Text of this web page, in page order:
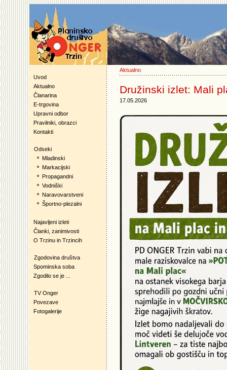
Uvod
Aktualno
Članarina
E-trgovina
Upravni odbor
Pravilniki, obrazci
Kontakti
Odseki
Mladinski
Markacijski
Propagandni
Vodniški
Naravovarstveni
Športno-plezalni
Najavljeni izleti
Članki, zanimivosti
O Trzinu in Trzincih
Zgodovina društva
Spominska soba
Zgodilo se je ...
TV Onger
Povezave
Fotogalerije
Aktualno
Družinski izlet: Mali
17.05.2026